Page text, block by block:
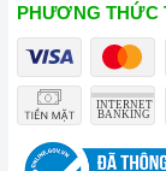
PHƯƠNG THỨC